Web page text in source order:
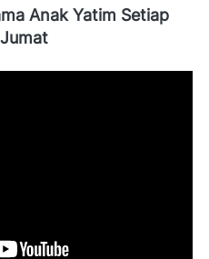
Anak Yatim Setiap